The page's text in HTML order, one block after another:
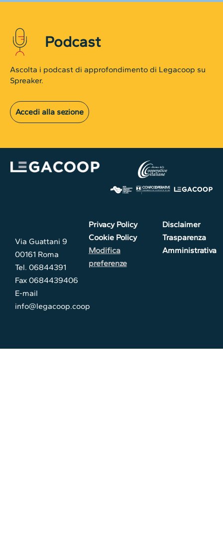
Podcast
Ascolta i podcast di approfondimento di Legacoop su
Spreaker.
Accedi alla sezione
Via Guattani 9
00161 Roma
Tel. 06844391
Fax 0684439406
E-mail
info@legacoop.coop
Privacy Policy
Cookie Policy
Modifica
preferenze
Disclaimer
Trasparenza
Amministrativa